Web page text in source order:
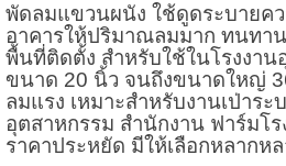
พัดลมแขวนผนัง ใช้ดูดระบายค
อาคารให้ปริมาณลมมาก ทนทา
พื้นที่ติดตั้ง สำหรับใช้ในโรงงาน
ขนาด 20 นิ้ว จนถึงขนาดใหญ่
ลมแรง เหมาะสำหรับงานเป่าระ
อุตสาหกรรม สำนักงาน ฟาร์มโร
ราคาประหยัด มีให้เลือกหลากห